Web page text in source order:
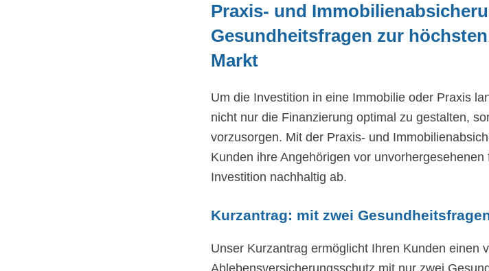
Praxis- und
Gesundheitsfragen zur
Markt
Um die Investition in eine Immobilie oder Praxis
nicht nur die Finanzierung optimal zu gestalten,
vorzusorgen. Mit der Praxis- und
Kunden ihre Angehörigen vor
Investition nachhaltig ab.
Kurzantrag: mit zwei
Unser Kurzantrag ermöglicht Ihren Kunden einen